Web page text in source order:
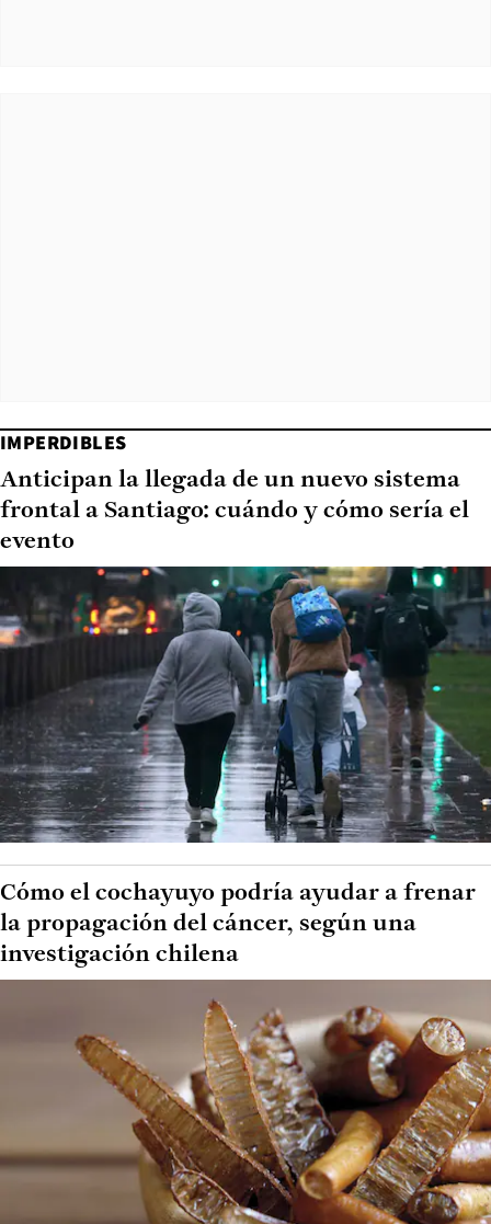
IMPERDIBLES
Anticipan la llegada de un nuevo sistema
frontal a Santiago: cuándo y cómo sería el
evento
Cómo el cochayuyo podría ayudar a frenar
la propagación del cáncer, según una
investigación chilena